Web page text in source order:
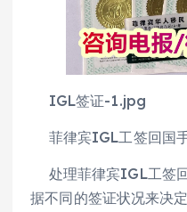
IGL签证-1.jpg
菲律宾IGL工签回国
处理菲律宾IGL工签
据不同的签证状况来决